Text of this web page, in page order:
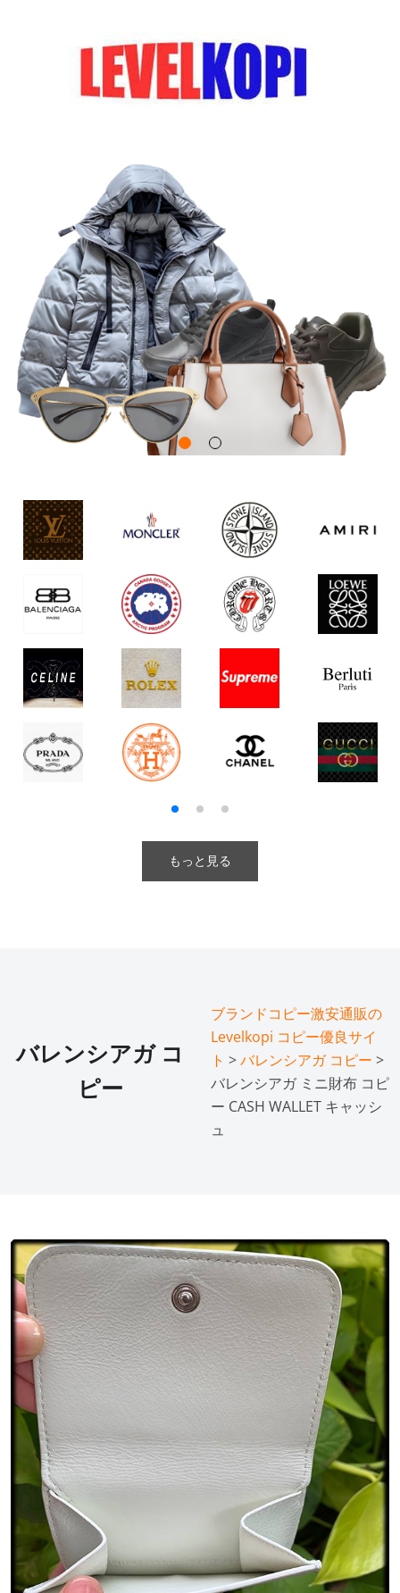
もっと見る
バレンシアガ コ
ピー
ブランドコピー激安通販の
Levelkopi コピー優良サイ
ト >バレンシアガ コピー >
バレンシアガ ミニ財布 コピ
ー CASH WALLET キャッシ
ュ